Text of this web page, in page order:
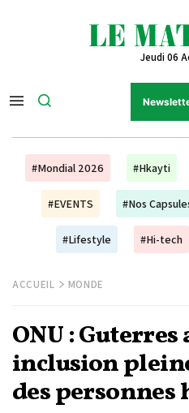
Jeudi 06
#Mondial 2026 #Hkayti
#EVENTS #Nos
#Lifestyle #Hi-tech
ACCUEIL MONDE
ONU :
inclusion
des personnes